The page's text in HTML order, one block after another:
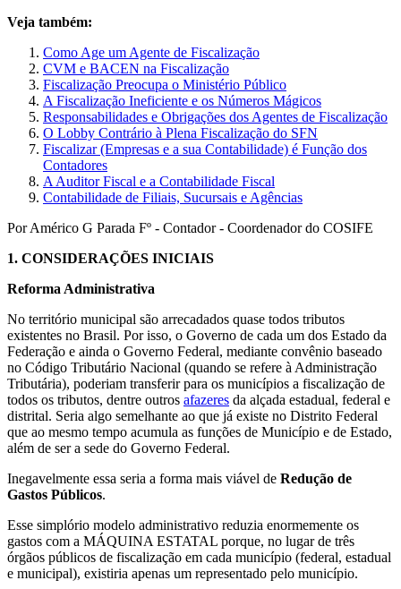
Veja também:
Como Age um Agente de Fiscalização
CVM e BACEN na Fiscalização
Fiscalização Preocupa o Ministério Público
A Fiscalização Ineficiente e os Números Mágicos
Responsabilidades e Obrigações dos Agentes de Fiscalização
O Lobby Contrário à Plena Fiscalização do SFN
Fiscalizar (Empresas e a sua Contabilidade) é Função dos
Contadores
A Auditor Fiscal e a Contabilidade Fiscal
Contabilidade de Filiais, Sucursais e Agências
Por Américo G Parada Fº - Contador - Coordenador do COSIFE
1. CONSIDERAÇÕES INICIAIS
Reforma Administrativa
No território municipal são arrecadados quase todos tributos
existentes no Brasil. Por isso, o Governo de cada um dos Estado da
Federação e ainda o Governo Federal, mediante convênio baseado
no Código Tributário Nacional (quando se refere à Administração
Tributária), poderiam transferir para os municípios a fiscalização de
todos os tributos, dentre outros afazeres da alçada estadual, federal e
distrital. Seria algo semelhante ao que já existe no Distrito Federal
que ao mesmo tempo acumula as funções de Município e de Estado,
além de ser a sede do Governo Federal.
Inegavelmente essa seria a forma mais viável de Redução de
Gastos Públicos.
Esse simplório modelo administrativo reduzia enormemente os
gastos com a MÁQUINA ESTATAL porque, no lugar de três
órgãos públicos de fiscalização em cada município (federal, estadual
e municipal), existiria apenas um representado pelo município.